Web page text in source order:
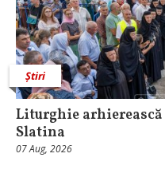
Știri
Liturghie arhierească
Slatina
07 Aug, 2026